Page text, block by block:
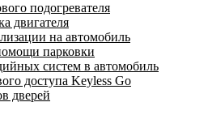
подогревателя
двигателя
на автомобиль
парковки
систем в автомобиль
доступа Keyless Go
дверей